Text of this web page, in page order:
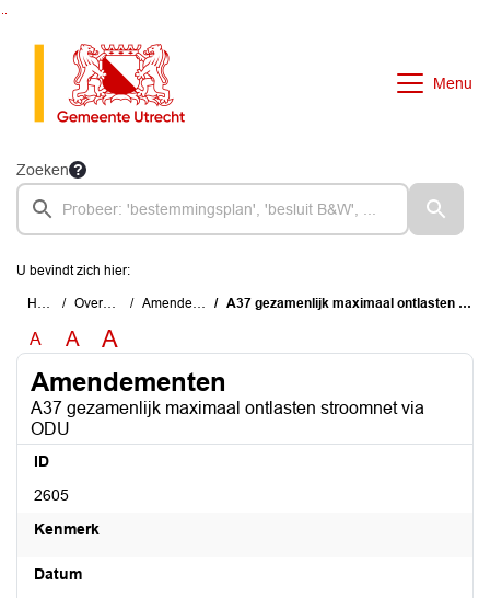
Menu
Zoeken
U bevindt zich hier:
Home Overzichten Amendementen A37 gezamenlijk maximaal ontlasten stroomnet via ODU
A A A
Amendementen
A37 gezamenlijk maximaal ontlasten stroomnet via
ODU
ID
2605
Kenmerk
Datum